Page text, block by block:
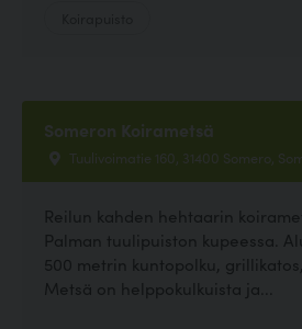
Someron Koirametsä
Tuulivoimatie 160, 31400 Somero,
Reilun kahden hehtaarin
Palman tuulipuiston kupeessa.
500 metrin kuntopolku,
Metsä on helppokulkuista ja...